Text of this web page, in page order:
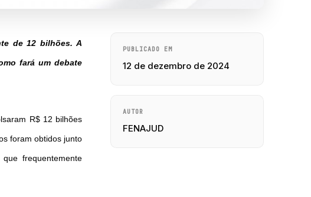
de 12 bilhões. A
fará um debate
R$ 12 bilhões
foram obtidos junto
frequentemente
PUBLICADO EM
12 de dezembro de 2024
AUTOR
FENAJUD